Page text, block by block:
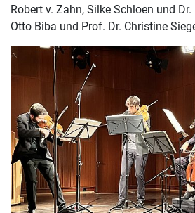
Robert v. Zahn, Silke Schloen und
Otto Biba und Prof. Dr. Christine